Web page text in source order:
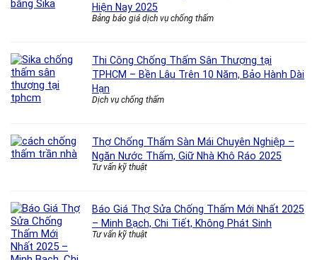
Hiện Nay 2025
Bảng báo giá dịch vụ chống thấm
Thi Công Chống Thấm Sân Thượng tại
TPHCM – Bền Lâu Trên 10 Năm, Bảo Hành Dài
Hạn
Dịch vụ chống thấm
Thợ Chống Thấm Sàn Mái Chuyên Nghiệp –
Ngăn Nước Thấm, Giữ Nhà Khô Ráo 2025
Tư vấn kỹ thuật
Báo Giá Thợ Sửa Chống Thấm Mới Nhất 2025
– Minh Bạch, Chi Tiết, Không Phát Sinh
Tư vấn kỹ thuật